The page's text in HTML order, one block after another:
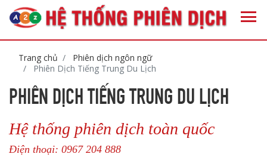
Trang chủ
Phiên dịch ngôn ngữ
Phiên Dịch Tiếng Trung Du Lịch
PHIÊN DỊCH TIẾNG TRUNG DU LỊCH
Hệ thống phiên dịch toàn quốc
Điện thoại: 0967 204 888